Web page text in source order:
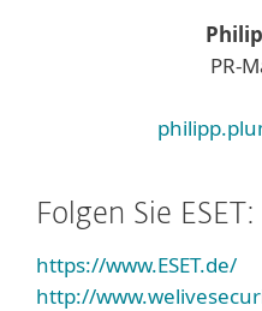
PR-
Folgen Sie ESET:
https://www.ESET.de/
http://